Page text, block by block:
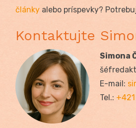
články alebo príspevky?
Kontaktujte
Simona
E-mail:
Tel.: